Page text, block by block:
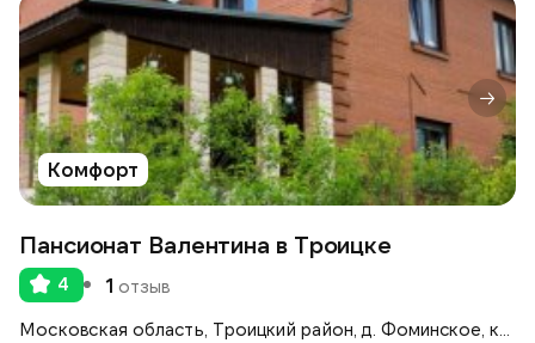
Комфорт
Пансионат Валентина в Троицке
4 1 отзыв